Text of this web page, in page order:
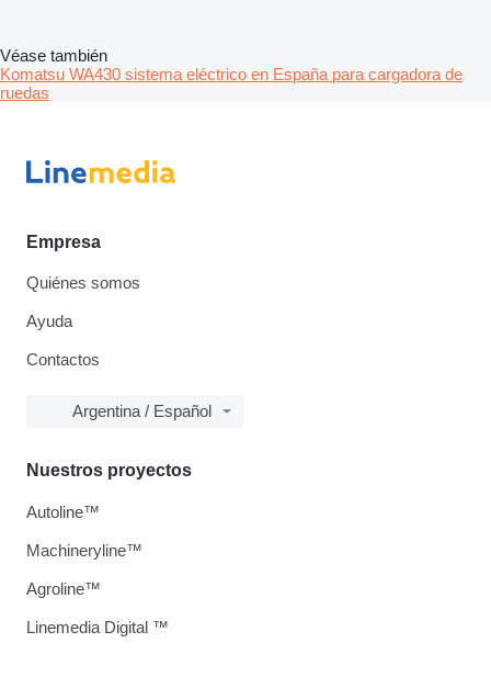
Véase también
Komatsu WA430 sistema eléctrico en España para cargadora de
ruedas
Empresa
Quiénes somos
Ayuda
Contactos
Argentina / Español
Nuestros proyectos
Autoline™
Machineryline™
Agroline™
Linemedia Digital ™